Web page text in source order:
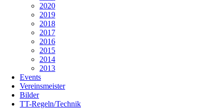
2020
2019
2018
2017
2016
2015
2014
2013
Events
Vereinsmeister
Bilder
TT-Regeln/Technik